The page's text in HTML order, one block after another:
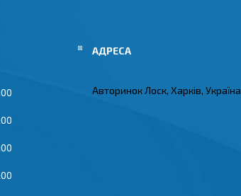
Авторинок Лоск, Харків, Україна